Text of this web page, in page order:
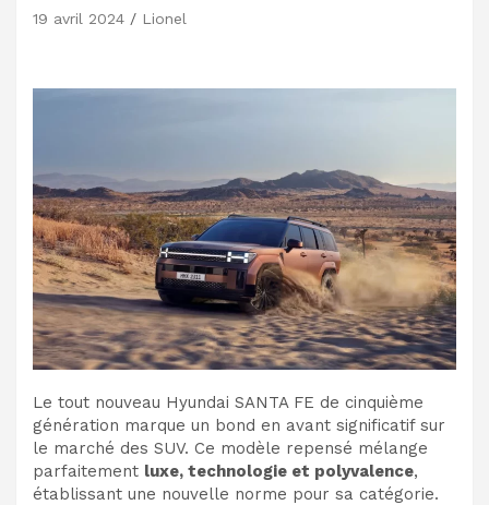
19 avril 2024 Lionel
Le tout nouveau Hyundai SANTA FE de cinquième
génération marque un bond en avant significatif sur
le marché des SUV. Ce modèle repensé mélange
parfaitement luxe, technologie et polyvalence,
établissant une nouvelle norme pour sa catégorie.